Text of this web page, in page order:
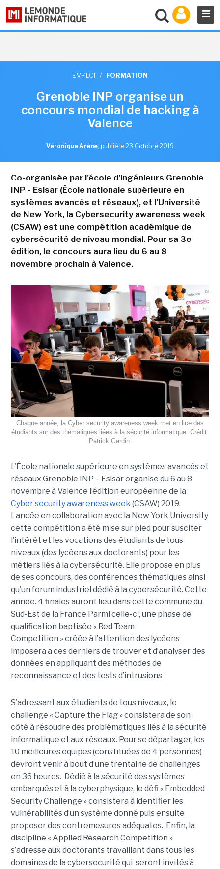
EMPLOI / FORMATION
Grenoble INP organise un
concours mondial de hacking à
Valence
Véronique Arène, publié le 23 Octobre 2019
Co-organisée par l'école d'ingénieurs Grenoble
INP - Esisar (École nationale supérieure en
systèmes avancés et réseaux), et l'Université
de New York, la Cybersecurity awareness week
(CSAW) est une compétition académique de
cybersécurité de niveau mondial. Pour sa 3e
édition, le concours aura lieu du 6 au 8
novembre prochain à Valence.
Chaque année, la Cyber security awareness week met en lice des
étudiants sur des thématiques liées à la sécurité informatique. Crédit:
Patrick Gardin.
L'École nationale supérieure en systèmes avancés et
réseaux Grenoble INP – Esisar organise du 6 au 8
novembre à Valence l’édition européenne de la
Cyber security awareness week (CSAW) 2019.
Lancée en collaboration avec la New York University
cette compétition a été mise sur pied pour susciter
l’intérêt et les vocations des étudiants de tous
niveaux (des lycéens aux doctorants) pour les
métiers liés à la cybersécurité. Elle propose en plus
de ses concours, des conférences thématiques ainsi
qu’un forum industriel dédié à la cybersécurité. Cette
année. 4 finales auront lieu dans cette commune du
Sud-Est de la France Parmi celle-ci, une phase de
qualification baptisée « Red Team
Competition » créée à l’attention des lycéens
imposera a ces derniers de trouver et d’analyser des
données en appliquant des méthodes de
reconnaissance et des tests d’intrusions
S’adressant aux étudiants de tous niveaux, le
challenge « Capture the Flag » consistera de son
côté à résoudre des problématiques liés à la sécurité
informatique et aux réseaux. Pour se départager, les
10 meilleures équipes (constituées de 4 personnes)
devront venir à bout d’une trentaine de challenges
en 36 heures. Dédié à la sécurité des systèmes
embarqués et à la cyberphysique, le défi « Embedded
Security Challenge » consistera à identifier les
vulnérabilités d’un système donné puis ensuite
proposer des contremesures adéquates. Enfin, la
discipline « Applied Research Competition »
s’adresse aux doctorants travaillant dans tous les
domaines de la cybersecurité qui seront invités à